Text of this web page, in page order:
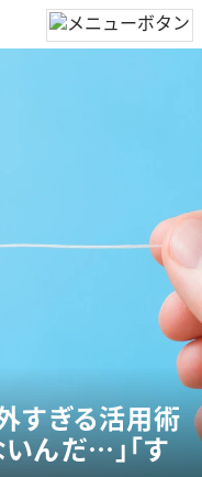
すぎる活用術
んだ…」「す